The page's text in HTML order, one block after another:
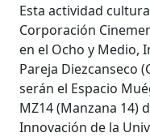
Esta actividad
Corporación
en el Ocho y Medio,
Pareja Diezcanseco
serán el Espacio
MZ14 (Manzana 14)
Innovación de la